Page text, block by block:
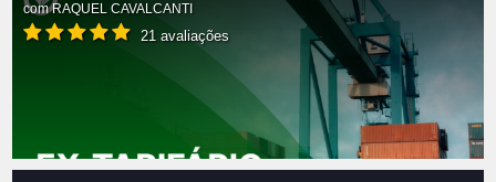
comRAQUEL CAVALCANTI
21 avaliações